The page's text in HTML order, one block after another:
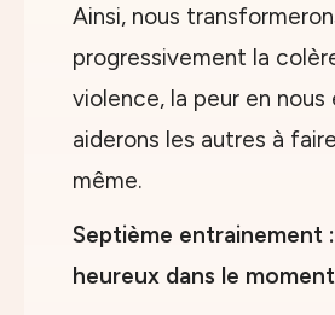
Ainsi, nous
progressivement la
violence, la peur en nous
aiderons les autres à
même.
Septième entrainement
heureux dans le